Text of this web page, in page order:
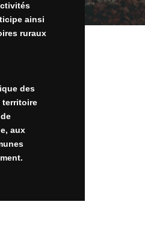
ainsi
ruraux
des
territoire
aux